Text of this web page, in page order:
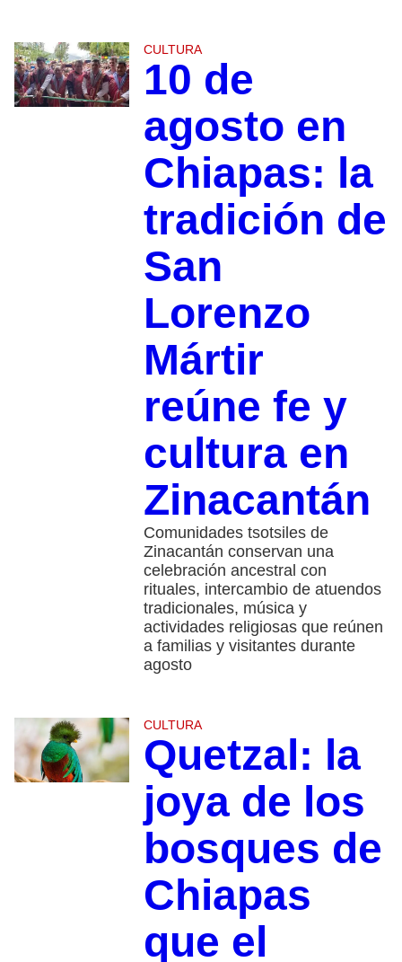
CULTURA
10 de
agosto en
Chiapas: la
tradición de
San
Lorenzo
Mártir
reúne fe y
cultura en
Zinacantán
Comunidades tsotsiles de
Zinacantán conservan una
celebración ancestral con
rituales, intercambio de atuendos
tradicionales, música y
actividades religiosas que reúnen
a familias y visitantes durante
agosto
CULTURA
Quetzal: la
joya de los
bosques de
Chiapas
que el